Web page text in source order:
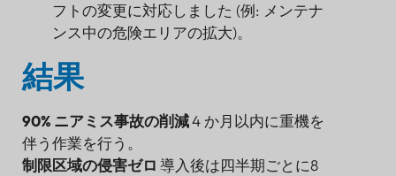
フトの変更に対応しました (例: メンテナ
ンス中の危険エリアの拡大)。
結果
90% ニアミス事故の削減4 か月以内に重機を
伴う作業を行う。
制限区域の侵害ゼロ 導入後は四半期ごとに8